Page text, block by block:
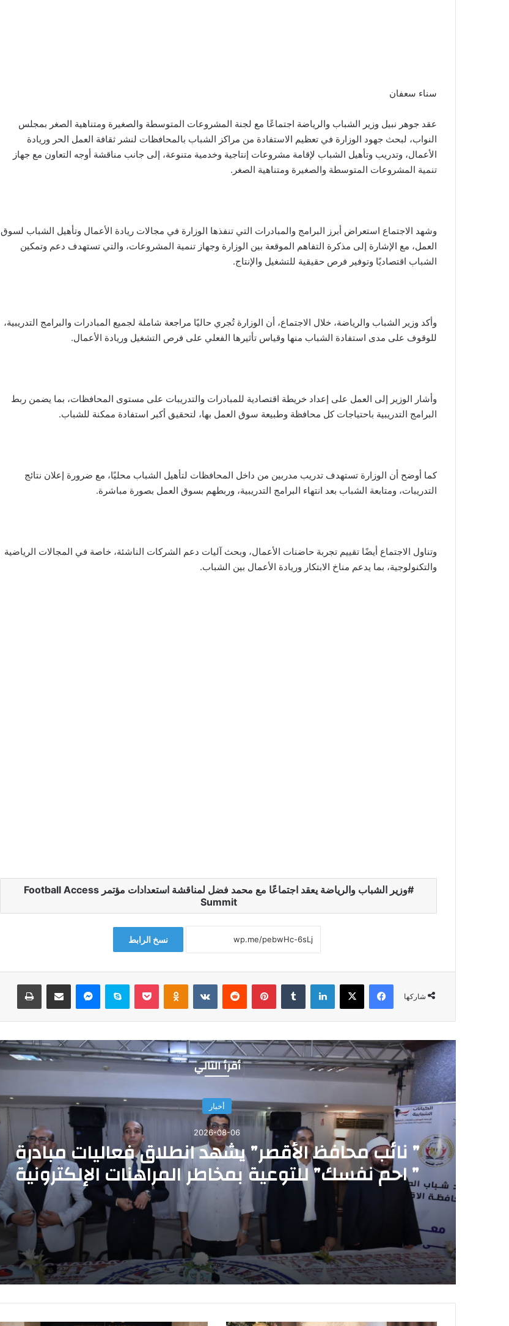
سناء سعفان
عقد جوهر نبيل وزير الشباب والرياضة اجتماعًا مع لجنة المشروعات المتوسطة والصغيرة ومتناهية الصغر بمجلس
النواب، لبحث جهود الوزارة في تعظيم الاستفادة من مراكز الشباب بالمحافظات لنشر ثقافة العمل الحر وريادة
الأعمال، وتدريب وتأهيل الشباب لإقامة مشروعات إنتاجية وخدمية متنوعة، إلى جانب مناقشة أوجه التعاون مع جهاز
تنمية المشروعات المتوسطة والصغيرة ومتناهية الصغر.
وشهد الاجتماع استعراض أبرز البرامج والمبادرات التي تنفذها الوزارة في مجالات ريادة الأعمال وتأهيل الشباب لسوق
العمل، مع الإشارة إلى مذكرة التفاهم الموقعة بين الوزارة وجهاز تنمية المشروعات، والتي تستهدف دعم وتمكين
الشباب اقتصاديًا وتوفير فرص حقيقية للتشغيل والإنتاج.
وأكد وزير الشباب والرياضة، خلال الاجتماع، أن الوزارة تُجري حاليًا مراجعة شاملة لجميع المبادرات والبرامج التدريبية،
للوقوف على مدى استفادة الشباب منها وقياس تأثيرها الفعلي على فرص التشغيل وريادة الأعمال.
وأشار الوزير إلى العمل على إعداد خريطة اقتصادية للمبادرات والتدريبات على مستوى المحافظات، بما يضمن ربط
البرامج التدريبية باحتياجات كل محافظة وطبيعة سوق العمل بها، لتحقيق أكبر استفادة ممكنة للشباب.
كما أوضح أن الوزارة تستهدف تدريب مدربين من داخل المحافظات لتأهيل الشباب محليًا، مع ضرورة إعلان نتائج
التدريبات، ومتابعة الشباب بعد انتهاء البرامج التدريبية، وربطهم بسوق العمل بصورة مباشرة.
وتناول الاجتماع أيضًا تقييم تجربة حاضنات الأعمال، وبحث آليات دعم الشركات الناشئة، خاصة في المجالات الرياضية
والتكنولوجية، بما يدعم مناخ الابتكار وريادة الأعمال بين الشباب.
وزير الشباب والرياضة يعقد اجتماعًا مع محمد فضل لمناقشة استعدادات مؤتمر Football Access
Summit
نسخ الرابط
شاركها
فيسبوك لينكدإن بينتيريست سكايب
أقرأ التالي
أخبار
2026-08-06
” نائب محافظ الأقصر” يشهد انطلاق فعاليات مبادرة
” احم نفسك” للتوعية بمخاطر المراهنات الإلكترونية
2026-08-06
” نائب محافظ الأقصر” يشهد انطلاق فعاليات مبادرة ” احم نفسك” للتوعية بمخاطر المراهنات الإلكترونية